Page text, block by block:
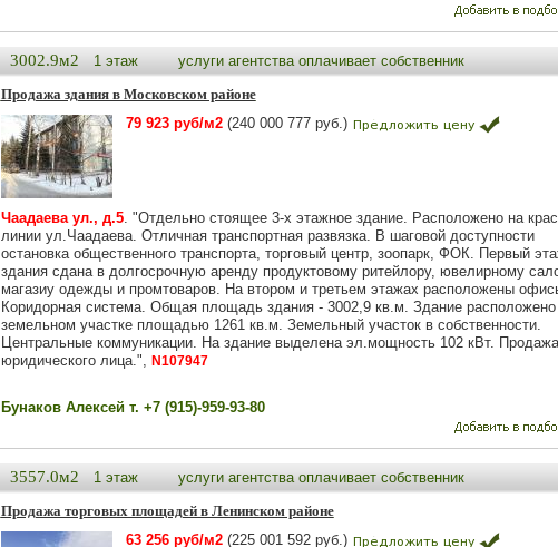
3002.9м2 1 этаж
услуги агентства оплачивает собственник
Продажа здания в Московском районе
79 923 руб/м2(240 000 777 руб.)
Чаадаева ул., д.5. "Отдельно стоящее 3-х этажное здание. Расположено на
линии ул.Чаадаева. Отличная транспортная развязка. В шаговой доступности
остановка общественного транспорта, торговый центр, зоопарк, ФОК. Первый
здания сдана в долгосрочную аренду продуктовому ритейлору, ювелирному
магазиу одежды и промтоваров. На втором и третьем этажах расположены
Коридорная система. Общая площадь здания - 3002,9 кв.м. Здание расположено
земельном участке площадью 1261 кв.м. Земельный участок в собственности.
Центральные коммуникации. На здание выделена эл.мощность 102 кВт.
юридического лица.", N107947
Бунаков Алексей т. +7 (915)-959-93-80
3557.0м2 1 этаж
услуги агентства оплачивает собственник
Продажа торговых площадей в Ленинском районе
63 256 руб/м2(225 001 592 руб.)